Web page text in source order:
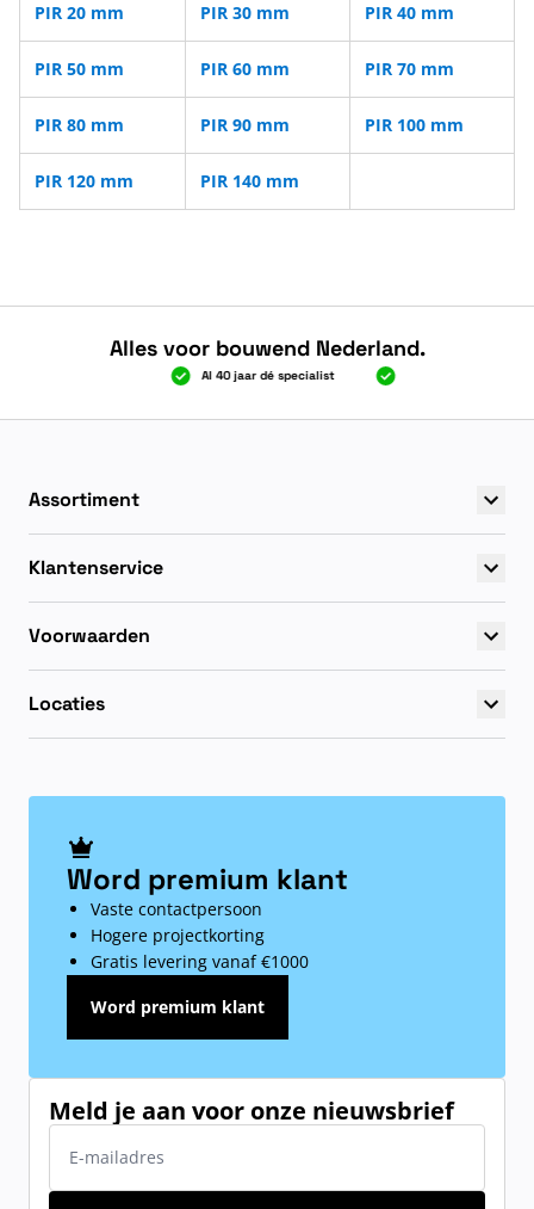
PIR 20 mm PIR 30 mm PIR 40 mm
PIR 50 mm PIR 60 mm PIR 70 mm
PIR 80 mm PIR 90 mm PIR 100 mm
PIR 120 mm PIR 140 mm
Alles voor bouwend Nederland.
Al 40 jaar dé specialist
Assortiment
Klantenservice
Voorwaarden
Locaties
Word premium klant
Vaste contactpersoon
Hogere projectkorting
Gratis levering vanaf €1000
Word premium klant
Meld je aan voor onze nieuwsbrief